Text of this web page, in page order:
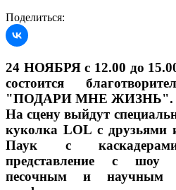
Поделиться:
24 НОЯБРЯ с 12.00 до
состоится
"ПОДАРИ МНЕ ЖИЗНЬ".
На сцену выйдут
куколка LOL с друзьями
Паук с
представление с шоу
песочным и научным